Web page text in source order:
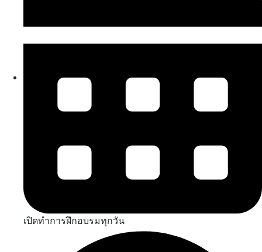
เปิดทำการฝึกอบรมทุกวัน